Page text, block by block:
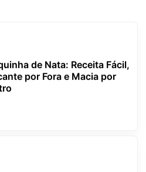
de Nata: Receita Fácil,
por Fora e Macia por